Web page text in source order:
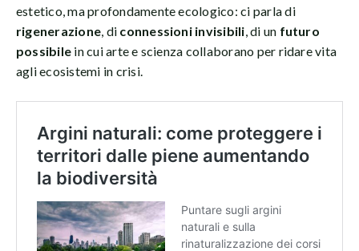
estetico, ma profondamente ecologico: ci parla di
rigenerazione, di connessioni invisibili, di un futuro
possibile in cui arte e scienza collaborano per ridare vita
agli ecosistemi in crisi.